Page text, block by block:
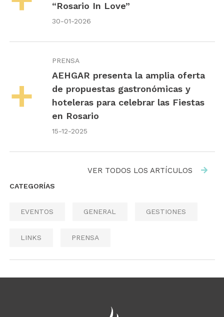
“Rosario In Love”
30-01-2026
PRENSA
AEHGAR presenta la amplia oferta
de propuestas gastronómicas y
hoteleras para celebrar las Fiestas
en Rosario
15-12-2025
VER TODOS LOS ARTÍCULOS
CATEGORÍAS
EVENTOS GENERAL GESTIONES
LINKS PRENSA